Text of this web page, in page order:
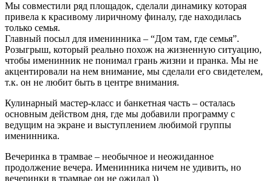
Мы совместили ряд площадок, сделали динамику которая
привела к красивому лиричному финалу, где находилась
только семья.
Главный посыл для именинника – “Дом там, где семья”.
Розыгрыш, который реально похож на жизненную ситуацию,
чтобы именинник не понимал грань жизни и пранка. Мы не
акцентировали на нем внимание, мы сделали его свидетелем,
т.к. он не любит быть в центре внимания.
Кулинарный мастер-класс и банкетная часть – осталась
основным действом дня, где мы добавили программу с
ведущим на экране и выступлением любимой группы
именинника.
Вечеринка в трамвае – необычное и неожиданное
продолжение вечера. Именинника ничем не удивить, но
вечеринки в трамвае он не ожидал ))